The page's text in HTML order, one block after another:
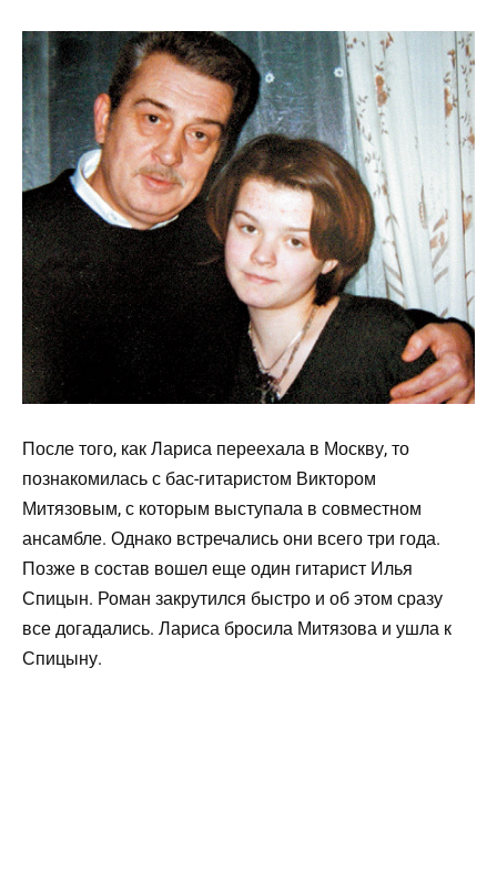
После того, как Лариса переехала в Москву, то
познакомилась с бас-гитаристом Виктором
Митязовым, с которым выступала в совместном
ансамбле. Однако встречались они всего три года.
Позже в состав вошел еще один гитарист Илья
Спицын. Роман закрутился быстро и об этом сразу
все догадались. Лариса бросила Митязова и ушла к
Спицыну.